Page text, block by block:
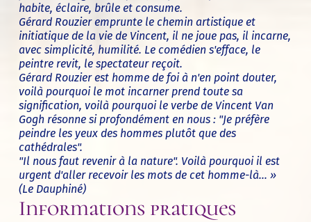
habite, éclaire, brûle et consume.
Gérard Rouzier emprunte le chemin artistique et
initiatique de la vie de Vincent, il ne joue pas, il incarne,
avec simplicité, humilité. Le comédien s'efface, le
peintre revit, le spectateur reçoit.
Gérard Rouzier est homme de foi à n'en point douter,
voilà pourquoi le mot incarner prend toute sa
signification, voilà pourquoi le verbe de Vincent Van
Gogh résonne si profondément en nous : "Je préfère
peindre les yeux des hommes plutôt que des
cathédrales".
"Il nous faut revenir à la nature". Voilà pourquoi il est
urgent d'aller recevoir les mots de cet homme-là... »
(Le Dauphiné)
Informations pratiques